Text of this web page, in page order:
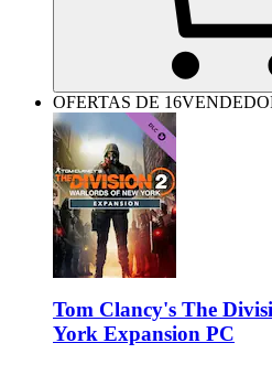
OFERTAS DE
Tom Clancy's The
York Expansion PC